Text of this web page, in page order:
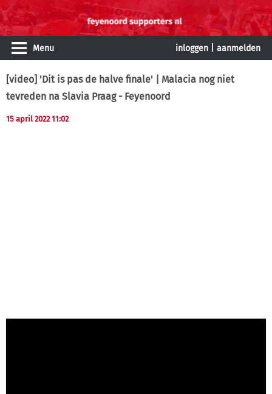
Menu inloggen aanmelden
[video] 'Dit is pas de halve finale' | Malacia nog niet
tevreden na Slavia Praag - Feyenoord
15 april 2022 11:02